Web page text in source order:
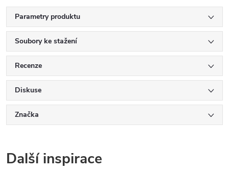
Parametry produktu
Soubory ke stažení
Recenze
Diskuse
Značka
Další inspirace